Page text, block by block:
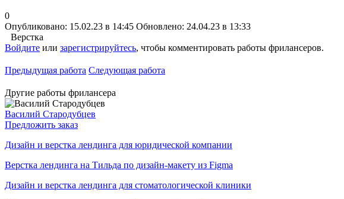
0
Опубликовано: 15.02.23 в 14:45 Обновлено: 24.04.23 в 13:33
Верстка
Войдите или зарегистрируйтесь, чтобы комментировать работы фрилансеров.
Предыдущая работа Следующая работа
Другие работы фрилансера
Василий Стародубцев
Предложить заказ
Дизайн и верстка лендинга для юридической компании
Верстка лендинга на Тильда по дизайн-макету из Figma
Дизайн и верстка лендинга для стоматологической клиники